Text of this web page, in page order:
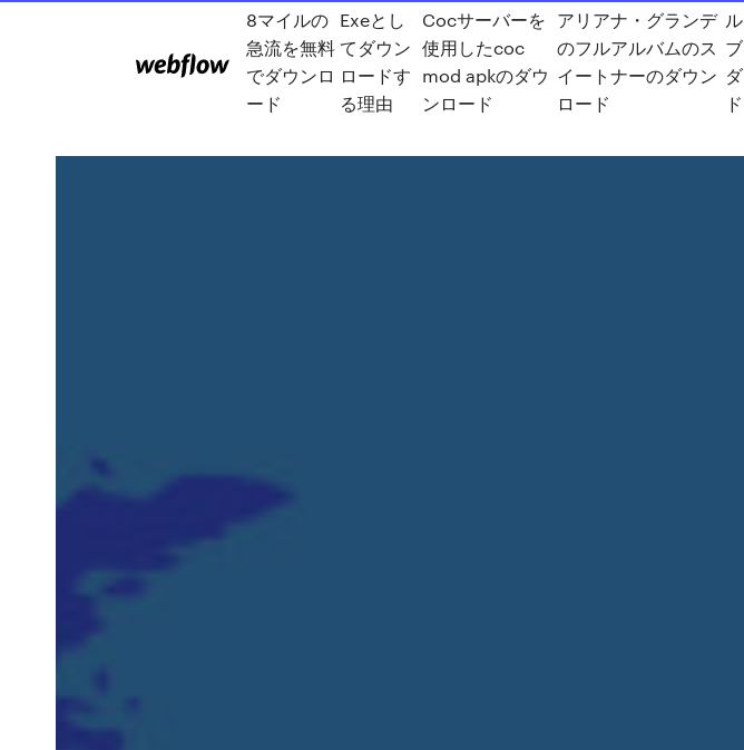
8マイルの
急流を無料
でダウンロ
ード
Exeとし
てダウン
ロードす
る理由
Cocサーバーを
使用したcoc
mod apkのダウ
ンロード
アリアナ・グランデ
のフルアルバムのス
イートナーのダウン
ロード
ド